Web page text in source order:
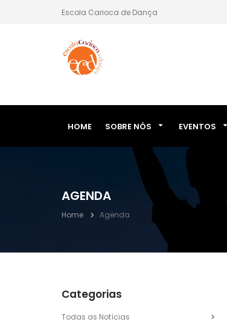
Escola Carioca de Dança
HOME SOBRE NÓS EVENTOS
AGENDA
Home Agenda
Categorias
Todas as Notícias